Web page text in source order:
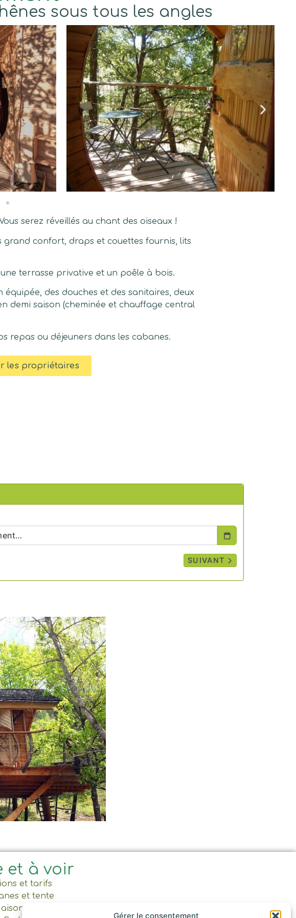
Gérer le consentement
sous tous les angles
serez réveillés au chant des oiseaux !
grand confort, draps et couettes fournis, lits
terrasse privative et un poêle à bois.
des douches et des sanitaires, deux
demi saison (cheminée et chauffage central
repas ou déjeuners dans les cabanes.
les propriétaires
SUIVANT
et à voir
et tarifs
et tente
commune